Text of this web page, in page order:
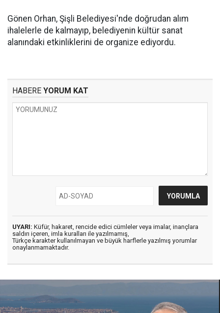
Gönen Orhan, Şişli Belediyesi'nde doğrudan alım
ihalelerle de kalmayıp, belediyenin kültür sanat
alanındaki etkinliklerini de organize ediyordu.
HABERE YORUM KAT
UYARI: Küfür, hakaret, rencide edici cümleler veya imalar, inançlara
saldırı içeren, imla kuralları ile yazılmamış,
Türkçe karakter kullanılmayan ve büyük harflerle yazılmış yorumlar
onaylanmamaktadır.